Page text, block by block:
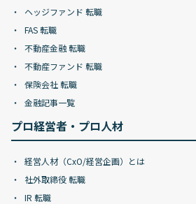
ヘッジファンド 転職
FAS 転職
不動産金融 転職
不動産ファンド 転職
保険会社 転職
金融記事一覧
プロ経営者・プロ人材
経営人材（CxO/経営企画）とは
社外取締役 転職
IR 転職